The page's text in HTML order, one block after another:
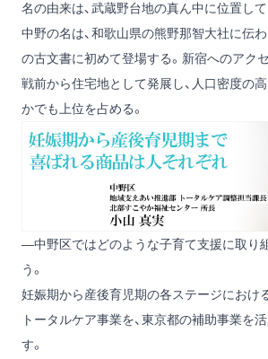
名の由来は、武蔵野台地の真ん中に位置して
中野の名は、和歌山県の熊野那智大社に伝
の古文書に初めて登場する。新宿へのアク
戦前から住宅地として発展し、人口密度の
かでも上位を占める。
―中野区ではどのような子育て支援に取り
う。
妊娠期から産後育児期の各ステージにおけ
トータルケア事業を、東京都の補助事業を
す。